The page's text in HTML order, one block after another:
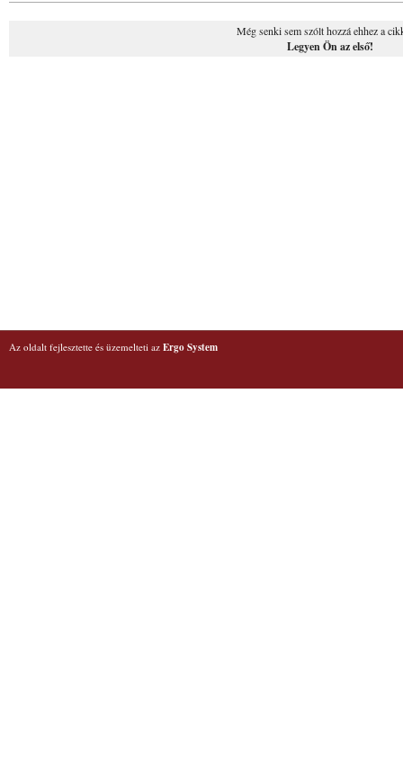
Még senki sem szólt hozzá ehhez a
Legyen Ön az első!
Az oldalt fejlesztette és üzemelteti az Ergo System